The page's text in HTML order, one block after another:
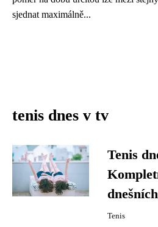
sjednat maximálně...
tenis dnes v tv
Tenis
Tenis